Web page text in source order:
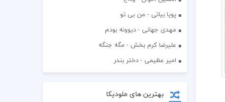
پویا بیاتی - من بی تو
مهدی جهانی - دیوونه بودم
علیرضا کرم بخش - مگه جنگه
امیر عظیمی - دختر بندر
بهترین های ملودیکا